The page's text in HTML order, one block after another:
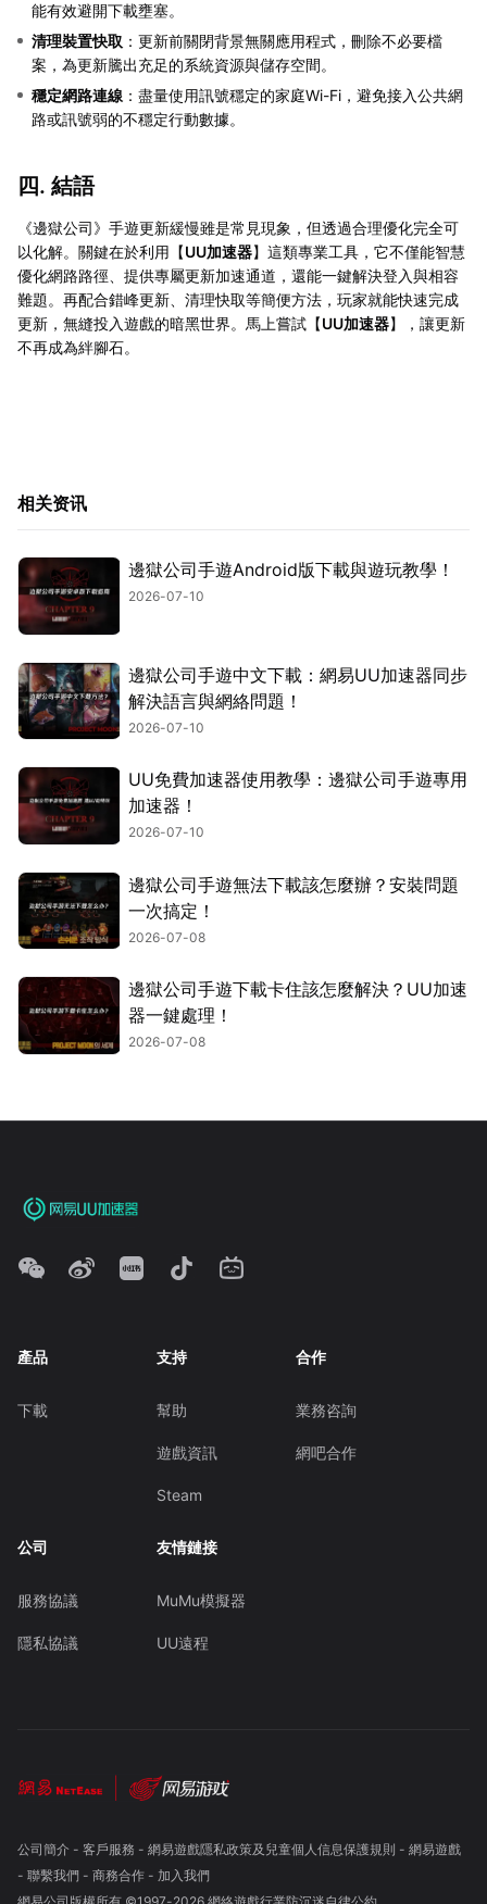
能有效避開下載壅塞。
清理裝置快取 ：更新前關閉背景無關應用程式，刪除不必要檔
案，為更新騰出充足的系統資源與儲存空間。
穩定網路連線 ：盡量使用訊號穩定的家庭Wi-Fi，避免接入公共網
路或訊號弱的不穩定行動數據。
四. 結語
《邊獄公司》手遊更新緩慢雖是常見現象，但透過合理優化完全可
以化解。關鍵在於利用【UU加速器】這類專業工具，它不僅能智慧
優化網路路徑、提供專屬更新加速通道，還能一鍵解決登入與相容
難題。再配合錯峰更新、清理快取等簡便方法，玩家就能快速完成
更新，無縫投入遊戲的暗黑世界。馬上嘗試【UU加速器】，讓更新
不再成為絆腳石。
相关资讯
邊獄公司手遊Android版下載與遊玩教學！
2026-07-10
邊獄公司手遊中文下載：網易UU加速器同步
解決語言與網絡問題！
2026-07-10
UU免費加速器使用教學：邊獄公司手遊專用
加速器！
2026-07-10
邊獄公司手遊無法下載該怎麼辦？安裝問題
一次搞定！
2026-07-08
邊獄公司手遊下載卡住該怎麼解決？UU加速
器一鍵處理！
2026-07-08
產品
下載
支持
幫助
遊戲資訊
Steam
合作
業務咨詢
網吧合作
公司
服務協議
隱私協議
友情鏈接
MuMu模擬器
UU遠程
公司簡介- 客戶服務 - 網易遊戲隱私政策及兒童個人信息保護規則 - 網易遊戲
- 聯繫我們- 商務合作- 加入我們